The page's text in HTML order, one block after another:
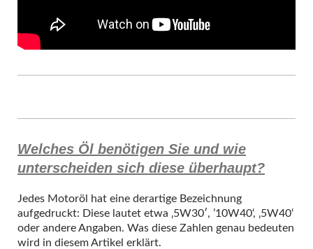
Welches Öl benötigen Sie und wie
unterscheiden sich diese überhaupt?
Jedes Motoröl hat eine derartige Bezeichnung
aufgedruckt: Diese lautet etwa ‚5W30′, ’10W40‘, ‚5W40‘
oder andere Angaben. Was diese Zahlen genau bedeuten
wird in diesem Artikel erklärt.